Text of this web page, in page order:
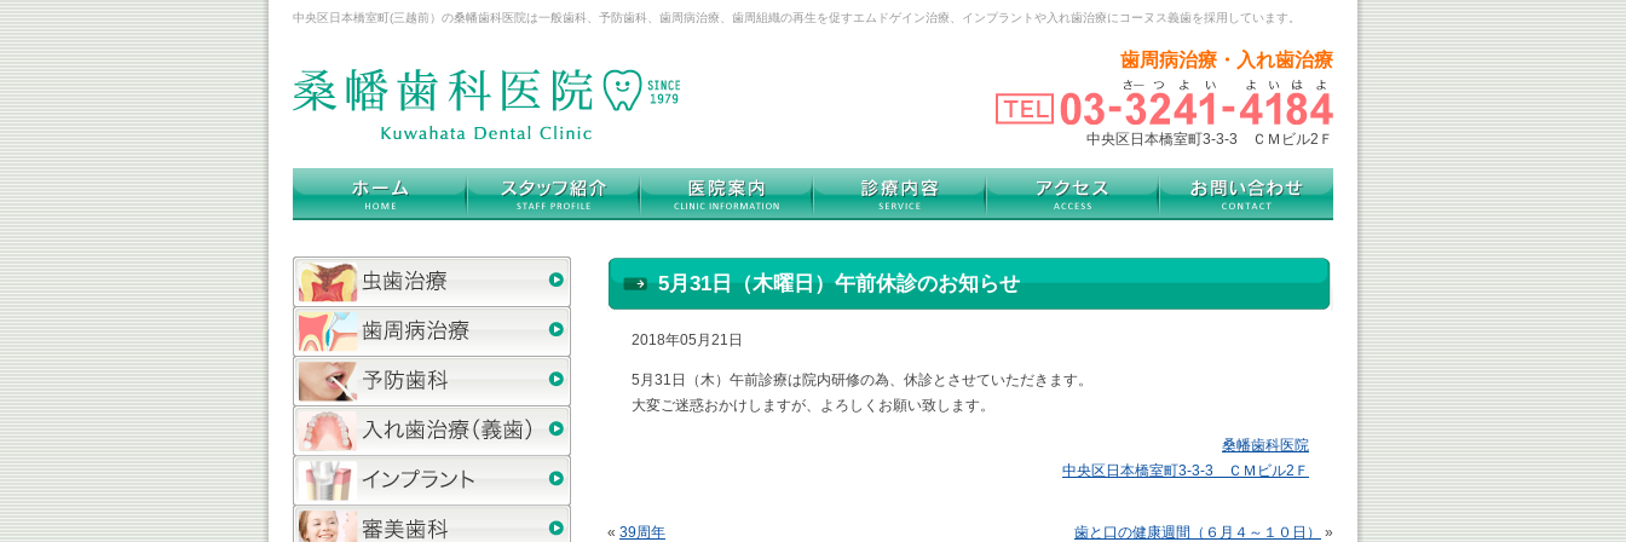
中央区日本橋室町(三越前）の桑幡歯科医院は一般歯科、予防歯科、歯周病治療、歯周組織の再生を促すエムドゲイン治療、インプラントや入れ歯治療にコーヌス義歯を採用しています。
歯周病治療・入れ歯治療
中央区日本橋室町3-3-3 ＣＭビル2Ｆ
5月31日（木曜日）午前休診のお知らせ
2018年05月21日
5月31日（木）午前診療は院内研修の為、休診とさせていただきます。
大変ご迷惑おかけしますが、よろしくお願い致します。
桑幡歯科医院
中央区日本橋室町3-3-3 ＣＭビル2Ｆ
« 39周年 歯と口の健康週間（６月４～１０日） »